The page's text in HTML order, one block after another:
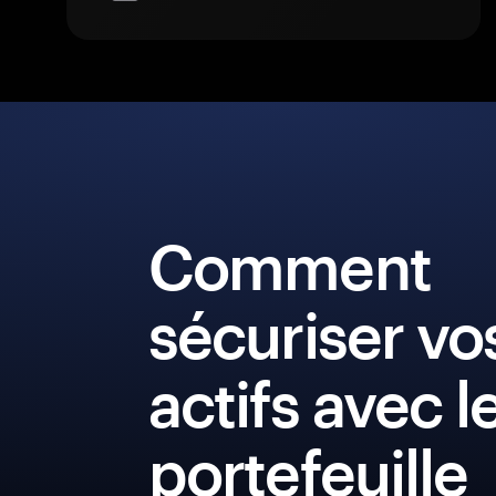
Comment
sécuriser
actifs avec
portefeuille